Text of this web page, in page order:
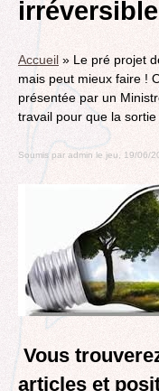
Accueil » Le pré projet
mais peut mieux faire !
présentée par un
travail pour que la
Soumis par admin le jeu, 19/06/
Vous
articles et